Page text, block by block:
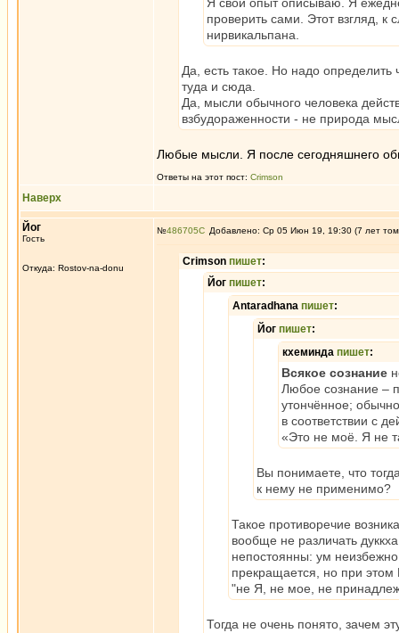
проверить сами. Этот взгляд, к
нирвикальпана.
Да, есть такое. Но надо
туда и сюда.
Да, мысли обычного человека
взбудораженности - не природа
Любые мысли. Я после сегодняшнего
Ответы на этот пост: Crimson
Наверх
Йог
Гость
Откуда: Rostov-na-donu
№486705 Добавлено: Ср 05 Июн 19, 19:30 (7 лет
Crimson пишет:
Йог пишет:
Antaradhana пишет:
Йог пишет:
кхеминда пишет:
Всякое сознание
Любое сознание –
утончённое;
в соответствии с
«Это не моё. Я не
Вы понимаете, что
к нему не применимо?
Такое противоречие
вообще не различать
непостоянны: ум
прекращается, но при этом
"не Я, не мое, не
Тогда не очень понято, зачем